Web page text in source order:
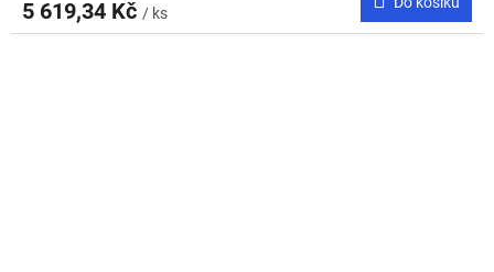
5 619,34 Kč / ks